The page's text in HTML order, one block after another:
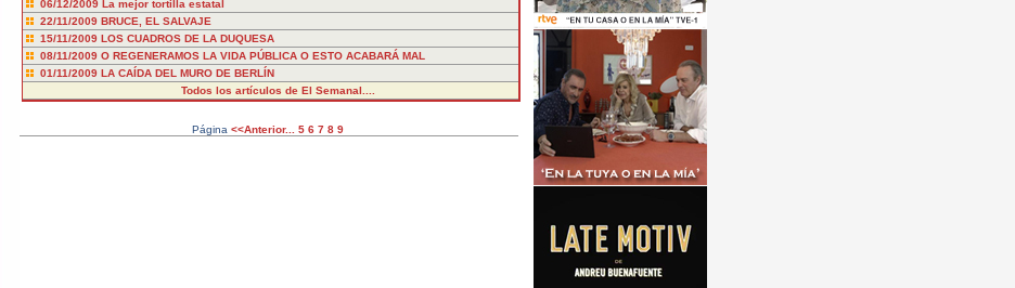
06/12/2009 La mejor tortilla estatal
22/11/2009 BRUCE, EL SALVAJE
15/11/2009 LOS CUADROS DE LA DUQUESA
08/11/2009 O REGENERAMOS LA VIDA PÚBLICA O ESTO ACABARÁ MAL
01/11/2009 LA CAÍDA DEL MURO DE BERLÍN
Todos los artículos de El Semanal....
Página <<Anterior... 5 6 7 8 9